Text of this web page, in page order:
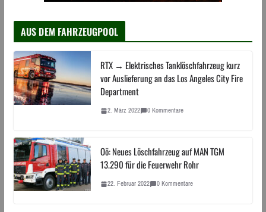
AUS DEM FAHRZEUGPOOL
RTX → Elektrisches Tanklöschfahrzeug kurz
vor Auslieferung an das Los Angeles City Fire
Department
2. März 2022 0 Kommentare
Oö: Neues Löschfahrzeug auf MAN TGM
13.290 für die Feuerwehr Rohr
22. Februar 2022 0 Kommentare